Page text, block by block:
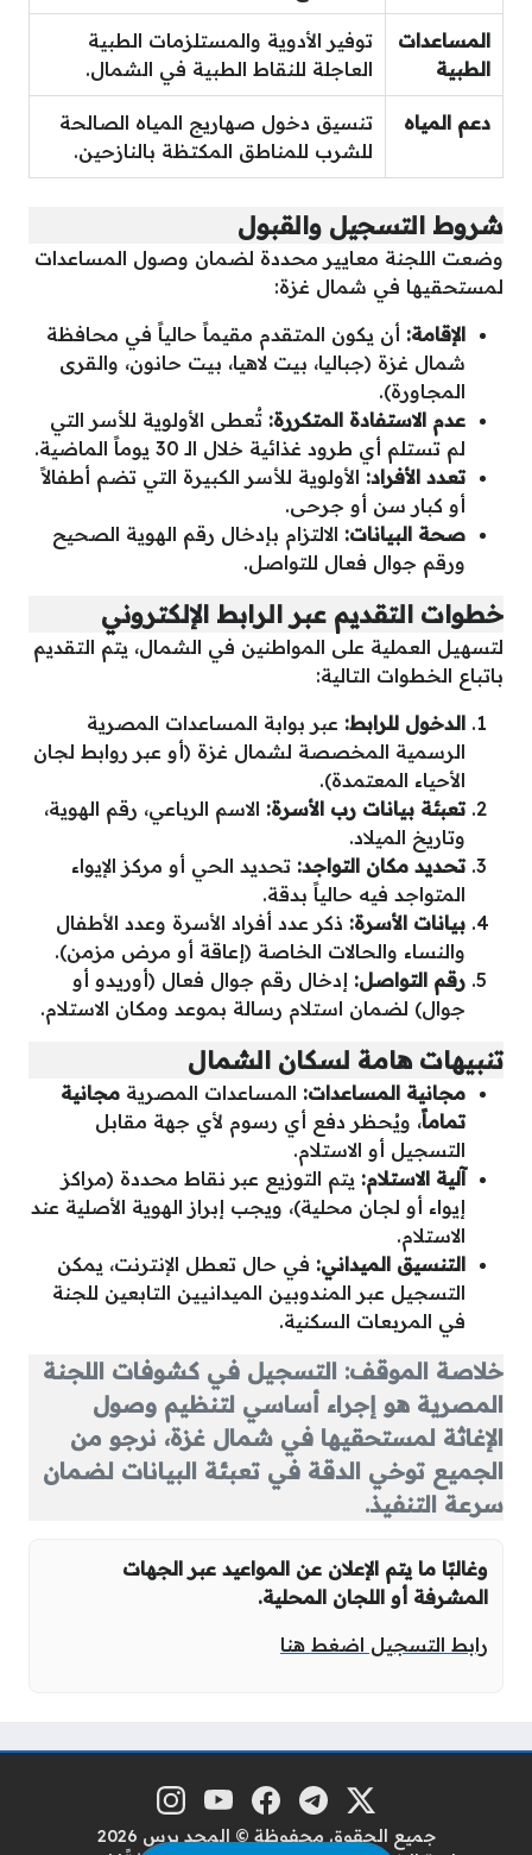
المساعدات
الطبية
توفير الأدوية والمستلزمات الطبية
العاجلة للنقاط الطبية في الشمال.
دعم المياه
تنسيق دخول صهاريج المياه الصالحة
للشرب للمناطق المكتظة بالنازحين.
شروط التسجيل والقبول
وضعت اللجنة معايير محددة لضمان وصول المساعدات
لمستحقيها في شمال غزة:
الإقامة: أن يكون المتقدم مقيماً حالياً في محافظة
شمال غزة (جباليا، بيت لاهيا، بيت حانون، والقرى
المجاورة).
عدم الاستفادة المتكررة: تُعطى الأولوية للأسر التي
لم تستلم أي طرود غذائية خلال الـ 30 يوماً الماضية.
تعدد الأفراد: الأولوية للأسر الكبيرة التي تضم أطفالاً
أو كبار سن أو جرحى.
صحة البيانات: الالتزام بإدخال رقم الهوية الصحيح
ورقم جوال فعال للتواصل.
خطوات التقديم عبر الرابط الإلكتروني
لتسهيل العملية على المواطنين في الشمال، يتم التقديم
باتباع الخطوات التالية:
الدخول للرابط: عبر بوابة المساعدات المصرية
الرسمية المخصصة لشمال غزة (أو عبر روابط لجان
الأحياء المعتمدة).
تعبئة بيانات رب الأسرة: الاسم الرباعي، رقم الهوية،
وتاريخ الميلاد.
تحديد مكان التواجد: تحديد الحي أو مركز الإيواء
المتواجد فيه حالياً بدقة.
بيانات الأسرة: ذكر عدد أفراد الأسرة وعدد الأطفال
والنساء والحالات الخاصة (إعاقة أو مرض مزمن).
رقم التواصل: إدخال رقم جوال فعال (أوريدو أو
جوال) لضمان استلام رسالة بموعد ومكان الاستلام.
تنبيهات هامة لسكان الشمال
مجانية المساعدات: المساعدات المصرية مجانية
تماماً، ويُحظر دفع أي رسوم لأي جهة مقابل
التسجيل أو الاستلام.
آلية الاستلام: يتم التوزيع عبر نقاط محددة (مراكز
إيواء أو لجان محلية)، ويجب إبراز الهوية الأصلية عند
الاستلام.
التنسيق الميداني: في حال تعطل الإنترنت، يمكن
التسجيل عبر المندوبين الميدانيين التابعين للجنة
في المربعات السكنية.
خلاصة الموقف: التسجيل في كشوفات اللجنة
المصرية هو إجراء أساسي لتنظيم وصول
الإغاثة لمستحقيها في شمال غزة، نرجو من
الجميع توخي الدقة في تعبئة البيانات لضمان
سرعة التنفيذ.
وغالبًا ما يتم الإعلان عن المواعيد عبر الجهات
المشرفة أو اللجان المحلية.
رابط التسجيل اضغط هنا
مواقع التواصل منصة إكس
تلغرامفيسبوكيوتيوبإنستغرام
جميع الحقوق محفوظة © المجد برس 2026